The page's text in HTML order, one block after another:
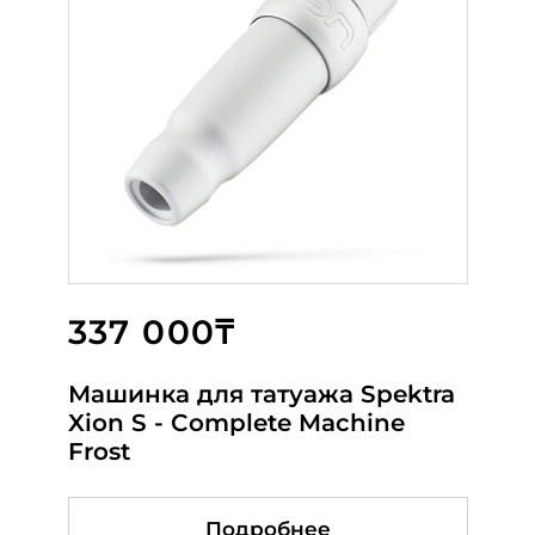
337 000₸
Машинка для татуажа Spektra
Xion S - Complete Machine
Frost
Подробнее
155 000₸
DEFENDERR VECTOR
GUNMETAL
Подробнее
75 000₸
DEFENDERR ONYX GUNMETAL
Подробнее